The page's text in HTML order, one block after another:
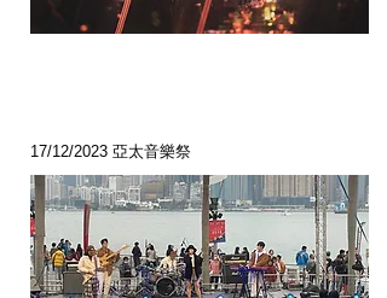
17/12/2023 亞太音樂祭